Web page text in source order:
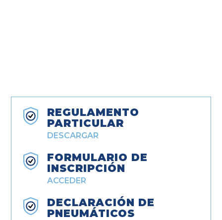
REGULAMENTO
PARTICULAR
DESCARGAR
FORMULARIO DE
INSCRIPCIÓN
ACCEDER
DECLARACIÓN DE
PNEUMÁTICOS